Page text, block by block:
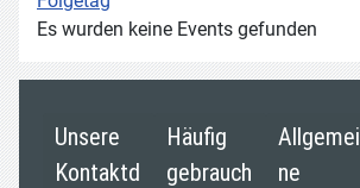
Es wurden keine Events gefunden
Unsere
Kontaktd
Häufig
gebrauch
Allgemei
ne